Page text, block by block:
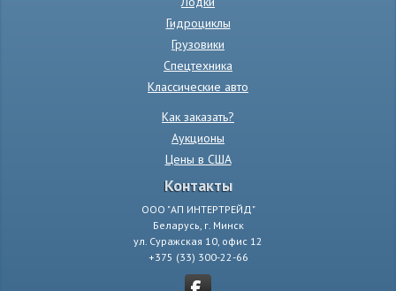
Гидроциклы
Грузовики
Спецтехника
Классические авто
Как заказать?
Аукционы
Цены в США
Контакты
ООО "АП ИНТЕРТРЕЙД"
Беларусь, г. Минск
ул. Суражская 10, офис 12
+375 (33) 300-22-66